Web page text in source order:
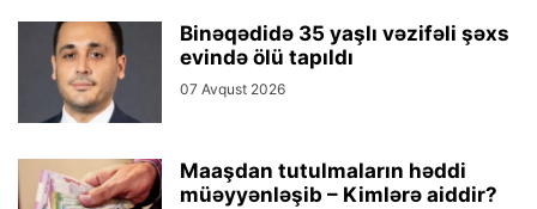
Binəqədidə 35 yaşlı vəzifəli şəxs
evində ölü tapıldı
07 Avqust 2026
Maaşdan tutulmaların həddi
müəyyənləşib – Kimlərə aiddir?